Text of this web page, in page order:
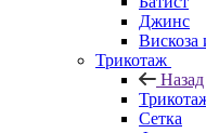
Джинс
Вискоза
Трикотаж
Назад
Сетка